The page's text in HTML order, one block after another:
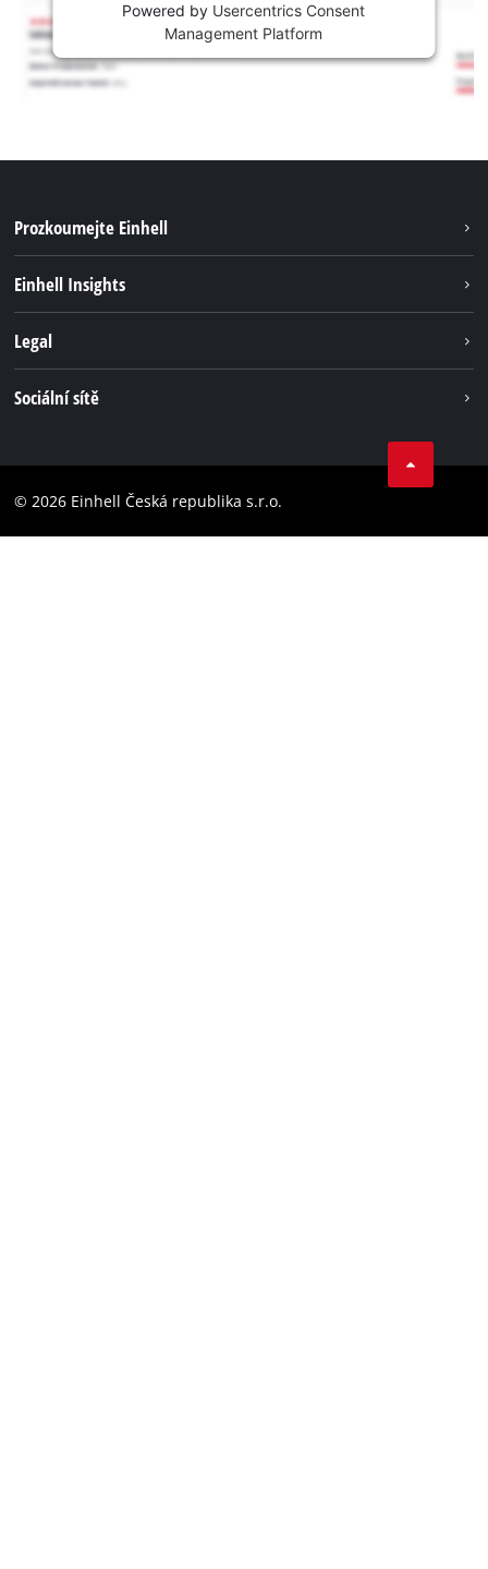
Powered by Usercentrics Consent
Management Platform
Prozkoumejte Einhell
Systém akumulátorů
Einhell Insights
Legal
Prohlášení o přístupnosti
Sociální sítě
Instagram
© 2026 Einhell Česká republika s.r.o.